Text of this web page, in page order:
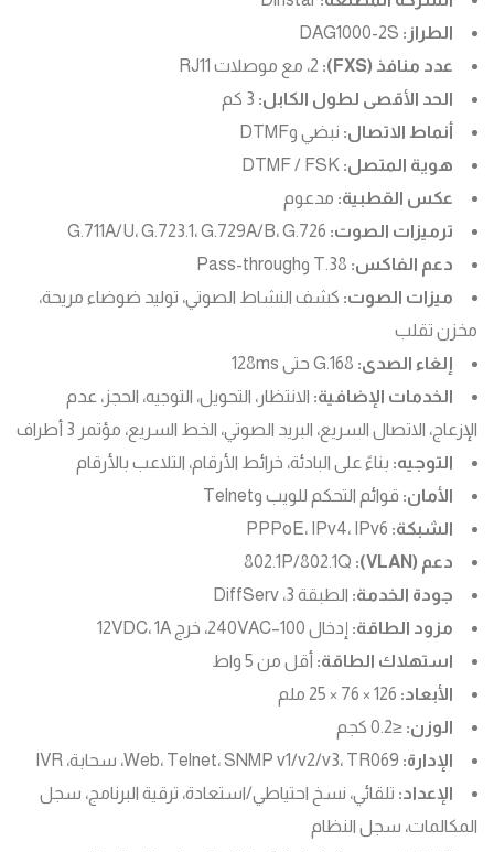
الطراز:
عدد منافذ (FXS):
الحد الأقصى لطول الكابل:
أنماط الاتصال: نبضي وDTMF
هوية المتصل:
عكس القطبية: مدعوم
ترميزات الصوت:
دعم الفاكس:
ميزات الصوت: كشف النشاط الصوتي، توليد ضوضاء مريحة،
مخزن تقلب
إلغاء الصدى:
الخدمات الإضافية: الانتظار، التحويل، التوجيه، الحجز، عدم
الإزعاج، الاتصال السريع، البريد الصوتي، الخط السريع، مؤتمر 3 أطراف
التوجيه: بناءً على البادئة، خرائط الأرقام، التلاعب بالأرقام
الأمان: قوائم التحكم للويب وTelnet
الشبكة:
دعم (VLAN):
جودة الخدمة: الطبقة 3، DiffServ
مزود الطاقة: إدخال 100–240VAC، خرج 12VDC، 1A
استهلاك الطاقة: أقل من 5 واط
الأبعاد:
الوزن: ≤0.2 كجم
الإدارة:
الإعداد: تلقائي، نسخ احتياطي/استعادة، ترقية البرنامج، سجل
المكالمات، سجل النظام